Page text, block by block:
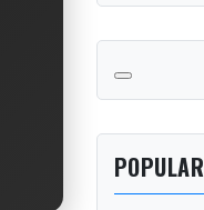
POPULAR